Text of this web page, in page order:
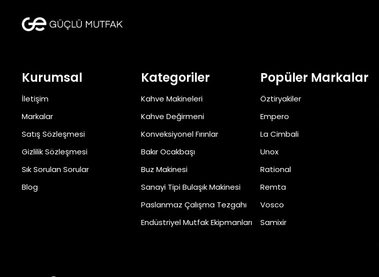
Kurumsal
İletişim
Markalar
Satış Sözleşmesi
Gizlilik Sözleşmesi
Sık Sorulan Sorular
Blog
Kategoriler
Kahve Makineleri
Kahve Değirmeni
Konveksiyonel Fırınlar
Bakır Ocakbaşı
Buz Makinesi
Sanayi Tipi Bulaşık Makinesi
Paslanmaz Çalışma Tezgahı
Endüstriyel Mutfak Ekipmanları
Popüler Markalar
Öztiryakiler
Empero
La Cimbali
Unox
Rational
Remta
Vosco
Samixir